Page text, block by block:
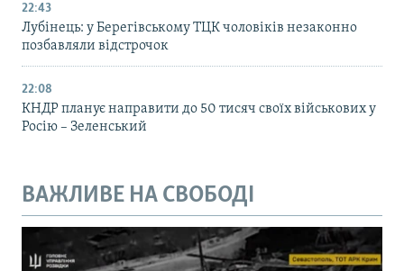
22:43
Лубінець: у Берегівському ТЦК чоловіків незаконно
позбавляли відстрочок
22:08
КНДР планує направити до 50 тисяч своїх військових у
Росію – Зеленський
ВАЖЛИВЕ НА СВОБОДІ